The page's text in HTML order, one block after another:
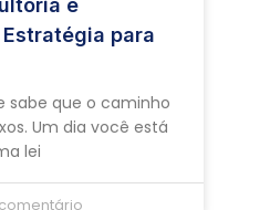
e
para
sabe que o caminho
Um dia você está
lei